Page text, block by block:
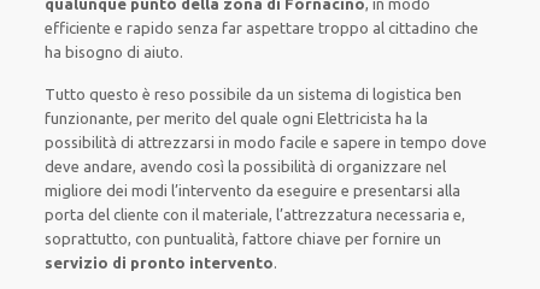
qualunque punto della zona di Fornacino, in modo
efficiente e rapido senza far aspettare troppo al cittadino che
ha bisogno di aiuto.
Tutto questo è reso possibile da un sistema di logistica ben
funzionante, per merito del quale ogni Elettricista ha la
possibilità di attrezzarsi in modo facile e sapere in tempo dove
deve andare, avendo così la possibilità di organizzare nel
migliore dei modi l’intervento da eseguire e presentarsi alla
porta del cliente con il materiale, l’attrezzatura necessaria e,
soprattutto, con puntualità, fattore chiave per fornire un
servizio di pronto intervento.